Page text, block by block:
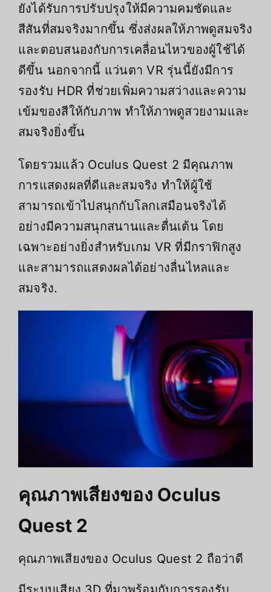
ยังได้รับการปรับปรุงให้มีความคมชัดและ
สีสันที่สมจริงมากขึ้น ซึ่งส่งผลให้ภาพดูสมจริง
และตอบสนองกับการเคลื่อนไหวของผู้ใช้ได้
ดีขึ้น นอกจากนี้ แว่นตา VR รุ่นนี้ยังมีการ
รองรับ HDR ที่ช่วยเพิ่มความสว่างและความ
เข้มของสีให้กับภาพ ทำให้ภาพดูสวยงามและ
สมจริงยิ่งขึ้น
โดยรวมแล้ว Oculus Quest 2 มีคุณภาพ
การแสดงผลที่ดีและสมจริง ทำให้ผู้ใช้
สามารถเข้าไปสนุกกับโลกเสมือนจริงได้
อย่างมีความสนุกสนานและตื่นเต้น โดย
เฉพาะอย่างยิ่งสำหรับเกม VR ที่มีกราฟิกสูง
และสามารถแสดงผลได้อย่างลื่นไหลและ
สมจริง.
คุณภาพเสียงของ Oculus
Quest 2
คุณภาพเสียงของ Oculus Quest 2 ถือว่าดี